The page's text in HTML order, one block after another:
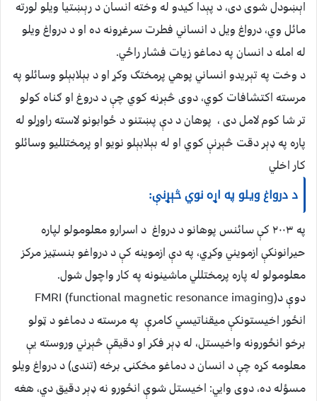
اېښودل شوى دى، د پېدا کيدو له وخته انسان د رېښتيا ويلو لورته
مائل وي، درواغ ويل د انساني فطرت سرغړونه ده او د درواغ ويلو
له امله د انسان په دماغو زيات فشار راځي.
د وخت په تېريدو انساني پوهي پرمختګ وکړ او د بېلابېلو وسائلو په
مرسته اکتشافات کوي، دوى څېړنه کوي چې د دروغ او ګناه کولو
تر شا کوم لامل دى ، پوهان د دې پښتنو د ځوابونو لاسته راوړلو له
پاره په ډېر دقت څېړنې کوي او له بېلابېلو نويو او پرمختلليو وسائلو
کار اخلي
د درواغ ويلو په اړه نوي څېړنې:
په ٢٠٠٣ کې سائنس پوهانو د درواغ د اسرارو معلومولو لپاره
حيرانونکې ازمويني وکړي، په دې ازموينه کې د درواغو بنسټيز مرکز
معلومولو له پاره پرمختللي ماشينونه په کار واچول شول.
دوې د(functional magnetic resonance imaging) FMRI
انځور اخيستونکې ميقناتيسي کامرې په مرسته د دماغو د ټولو
برخو انځورونه واخيستل، له ډېر فکر او دقيقې څېړني وروسته يې
معلومه کړه چې د انسان د دماغو مخکنۍ برخه (تندى) د درواغ ويلو
مسؤله ده، دوى وايي: اخيستل شوې انځورو نه ډېر دقيق دي، هغه